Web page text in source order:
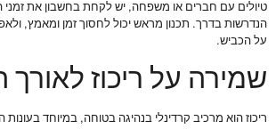
טיולים עם חברים או משפחה, יש לקחת בחשבון את
הנדרשות בדרך. תכנון מראש יכול לחסוך זמן ומאמץ,
על הכביש.
שמירה על ריכוז לאורך
ריכוז הוא מרכיב קרדינלי בנהיגה בטוחה, במיוחד